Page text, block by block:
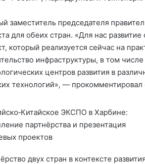
заместитель председателя
для обеих стран. «Для нас
который реализуется сейчас на
инфраструктуры, в том
центров развития в
технологий», — прокомментировал
ЭКСПО в Харбине:
партнёрства и презентация
проектов
двух стран в контексте